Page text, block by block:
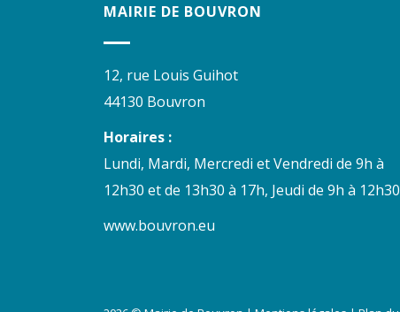
MAIRIE DE BOUVRON
12, rue Louis Guihot
44130 Bouvron
Horaires :
Lundi, Mardi, Mercredi et Vendredi de 9h à
12h30 et de 13h30 à 17h, Jeudi de 9h à
www.bouvron.eu